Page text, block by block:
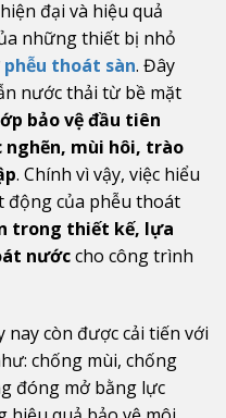
đại và hiệu quả
những thiết bị nhỏ
phễu thoát sàn. Đây
nước thải từ bề mặt
bảo vệ đầu tiên
nghẽn, mùi hôi, trào
. Chính vì vậy, việc hiểu
động của phễu thoát
trong thiết kế, lựa
nướccho công trình
còn được cải tiến với
chống mùi, chống
đóng mở bằng lực